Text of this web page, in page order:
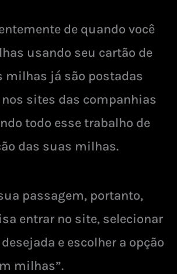
de quando você
usando seu cartão de
milhas já são postadas
sites das companhias
todo esse trabalho de
das suas milhas.
passagem, portanto,
entrar no site, selecionar
e escolher a opção
milhas”.